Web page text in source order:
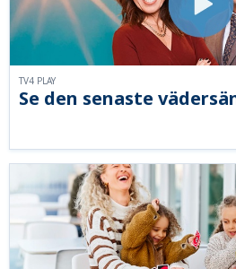
Se den senaste
TV4 PLAY